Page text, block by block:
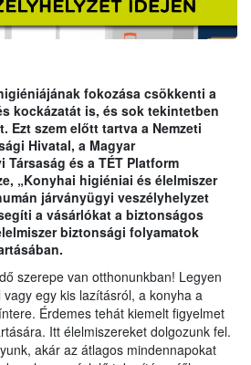
fokozása csökkenti a
kockázatát is, és sok tekintetben
Ezt szem előtt tartva a Nemzeti
Hivatal, a Magyar
és a TÉT Platform
„Konyhai higiéniai és élelmiszer
járványügyi veszélyhelyzet
a vásárlókat a biztonságos
biztonsági folyamatok
szerepe van otthonunkban! Legyen
egy kis lazításról, a konyha a
Érdemes tehát kiemelt figyelmet
Itt élelmiszereket dolgozunk fel.
akár az átlagos mindennapokat